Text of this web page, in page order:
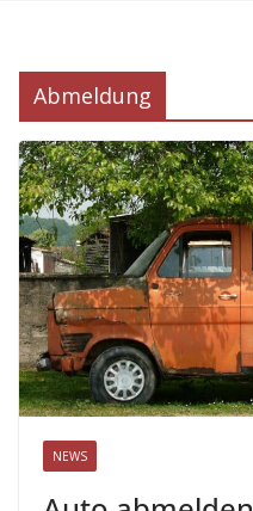
Abmeldung
NEWS